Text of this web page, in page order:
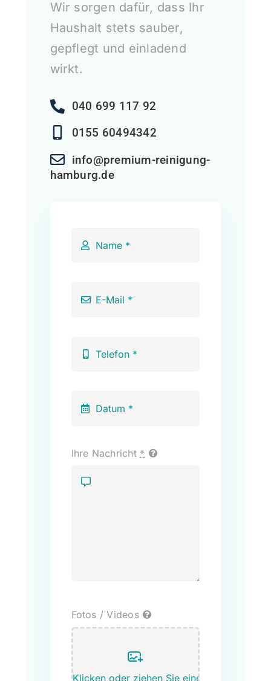
Wir sorgen dafür, dass Ihr
Haushalt stets sauber,
gepflegt und einladend
wirkt.
040 699 117 92
0155 60494342
info@premium-reinigung-
hamburg.de
Ihre Nachricht *
Fotos / Videos